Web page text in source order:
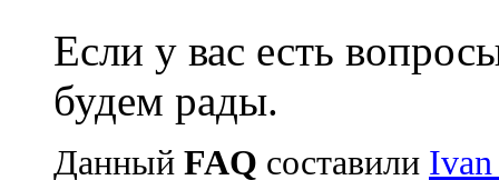
Если у вас есть
будем рады.
Данный FAQ cоставили